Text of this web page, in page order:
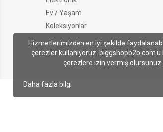
Ev / Yaşam
Koleksiyonlar
Hizmetlerimizden en iyi şekilde
çerezler kullanıyoruz. biggshopb2b.com'u
çerezlere izin vermiş olursunuz.
Daha fazla bilgi